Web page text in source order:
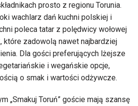
prosto z regionu Torunia.
wachlarz dań kuchni polskiej i
poleca tatar z polędwicy wołowej
które zadowolą nawet najbardziej
Dla gości preferujących lżejsze
i wegańskie opcje,
o smak i wartości odżywcze.
„Smakuj Toruń” goście mają szansę